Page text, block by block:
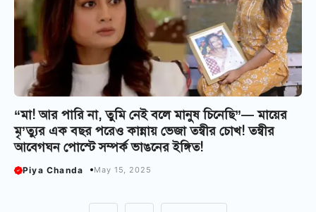
“মা! আর পারি না, তুমি নেই বলে মানুষ চিনেছি”— মায়ের
মৃ’ত্যুর এক বছর পরেও কান্নায় ভেজা তন্বীর চোখ! তন্বীর
আবেগঘন পোস্টে সম্পর্ক ভাঙনের ইঙ্গিত!
Piya Chanda May 15, 2025